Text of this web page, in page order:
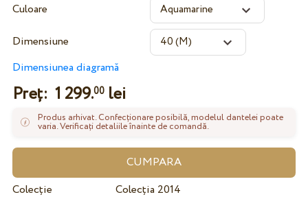
Culoare
Dimensiune
Dimensiunea diagramă
Preț: 1 299.00lei
Produs arhivat. Confecționare posibilă, modelul dantelei poate
varia. Verificați detaliile înainte de comandă.
Colecție
Colecția 2014